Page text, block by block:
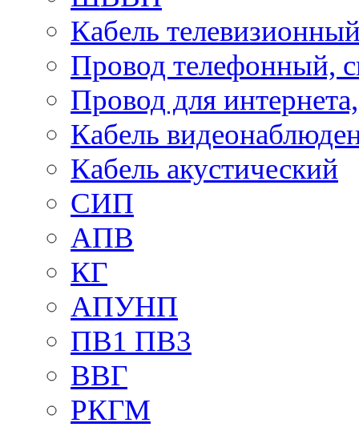
Кабель
Провод телефонный,
Провод для
Кабель
Кабель акустический
СИП
АПВ
КГ
АПУНП
ПВ1 ПВ3
ВВГ
РКГМ